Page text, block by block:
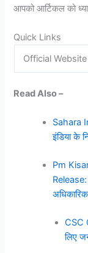
आपको आर्टिकल को
Quick Links
Official Website
Read Also –
Sahara
इंडिया के
Pm
Release:
अधिकारिक
CSC
लिए